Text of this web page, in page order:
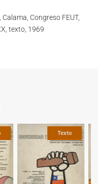
Congreso FEUT,
texto, 1969
Texto